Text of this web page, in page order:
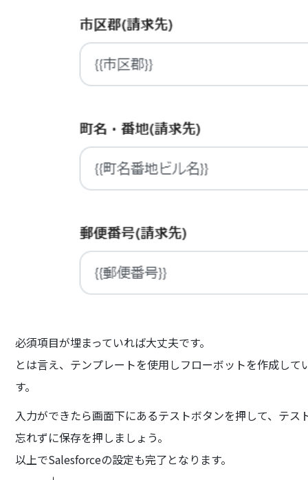
必須項目が埋まっていれば大丈夫です。
とは言え、テンプレートを使用しフローボットを作成し
す。
入力ができたら画面下にあるテストボタンを押して、テス
忘れずに保存を押しましょう。
以上でSalesforceの設定も完了となります。